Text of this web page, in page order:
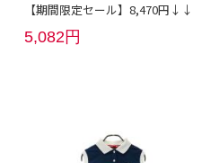
【期間限定セール】8,470円↓↓
5,082円